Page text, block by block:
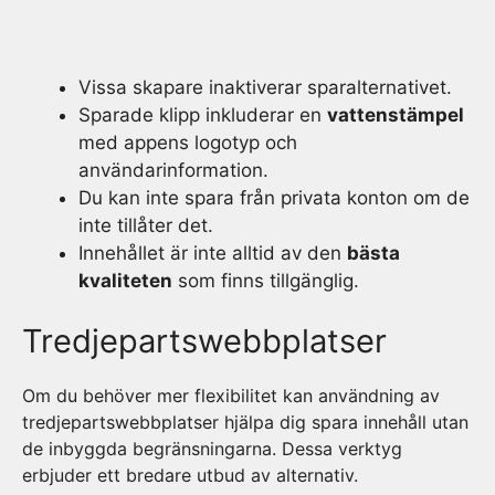
Vissa skapare inaktiverar sparalternativet.
Sparade klipp inkluderar en vattenstämpel
med appens logotyp och
användarinformation.
Du kan inte spara från privata konton om de
inte tillåter det.
Innehållet är inte alltid av den bästa
kvaliteten som finns tillgänglig.
Tredjepartswebbplatser
Om du behöver mer flexibilitet kan användning av
tredjepartswebbplatser hjälpa dig spara innehåll utan
de inbyggda begränsningarna. Dessa verktyg
erbjuder ett bredare utbud av alternativ.